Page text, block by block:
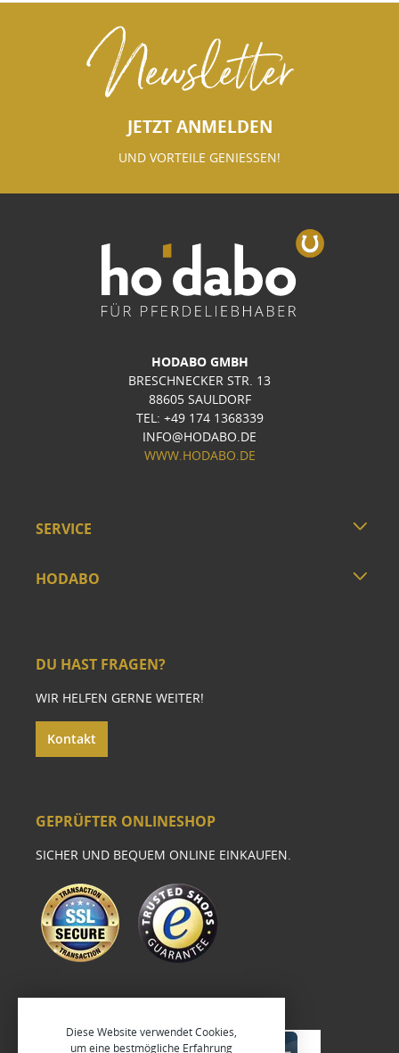
Newsletter
JETZT ANMELDEN
UND VORTEILE GENIESSEN!
HODABO GMBH
BRESCHNECKER STR. 13
88605 SAULDORF
TEL: +49 174 1368339
INFO@HODABO.DE
WWW.HODABO.DE
SERVICE
HODABO
DU HAST FRAGEN?
WIR HELFEN GERNE WEITER!
Kontakt
GEPRÜFTER ONLINESHOP
SICHER UND BEQUEM ONLINE EINKAUFEN.
Diese Website verwendet Cookies,
um eine bestmögliche Erfahrung